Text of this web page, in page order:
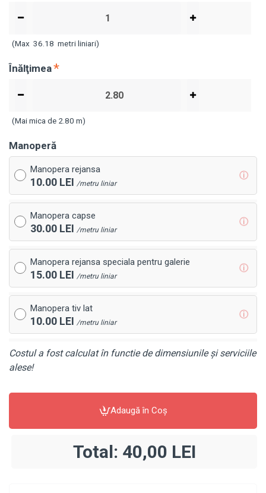
(Max 36.18 metri liniari)
Înălţimea
(Mai mica de 2.80 m)
Manoperă
Manopera rejansa
10.00 LEI /metru liniar
ⓘ
Manopera capse
30.00 LEI /metru liniar
ⓘ
Manopera rejansa speciala pentru galerie
15.00 LEI /metru liniar
ⓘ
Manopera tiv lat
10.00 LEI /metru liniar
ⓘ
Costul a fost calculat în functie de dimensiunile și serviciile
alese!
Adaugă în Coş
Total: 40,00 LEI